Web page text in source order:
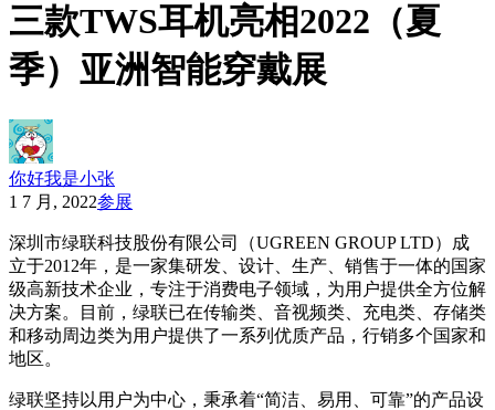
三款TWS耳机亮相2022（夏
季）亚洲智能穿戴展
你好我是小张
1 7 月, 2022参展
深圳市绿联科技股份有限公司（UGREEN GROUP LTD）成
立于2012年，是一家集研发、设计、生产、销售于一体的国家
级高新技术企业，专注于消费电子领域，为用户提供全方位解
决方案。目前，绿联已在传输类、音视频类、充电类、存储类
和移动周边类为用户提供了一系列优质产品，行销多个国家和
地区。
绿联坚持以用户为中心，秉承着“简洁、易用、可靠”的产品设